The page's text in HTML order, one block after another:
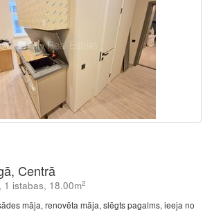
Centrā
1 istabas, 18.00m2
māja, renovēta māja, slēgts pagalms, ieeja no